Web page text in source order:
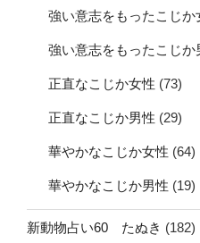
強い意志をもったこじか
強い意志をもったこじか
正直なこじか女性 (73)
正直なこじか男性 (29)
華やかなこじか女性 (64)
華やかなこじか男性 (19)
新動物占い60 たぬき (182)